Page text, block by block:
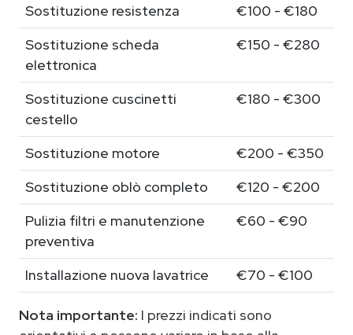
Sostituzione resistenza
€100 - €180
Sostituzione scheda
elettronica
€150 - €280
Sostituzione cuscinetti
cestello
€180 - €300
Sostituzione motore
€200 - €350
Sostituzione oblò completo
€120 - €200
Pulizia filtri e manutenzione
preventiva
€60 - €90
Installazione nuova lavatrice €70 - €100
Nota importante: I prezzi indicati sono